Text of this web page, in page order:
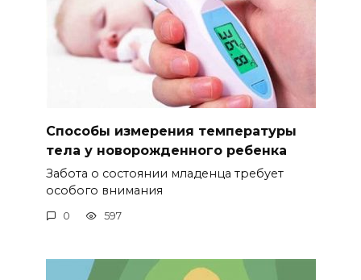
Способы измерения температуры
тела у новорожденного ребенка
Забота о состоянии младенца требует
особого внимания
0 597